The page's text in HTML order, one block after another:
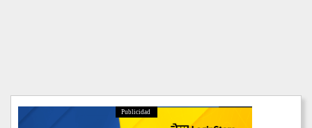
Publicidad